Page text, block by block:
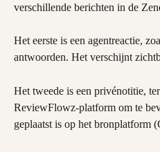
verschillende berichten in de
Het eerste is een agentreactie,
antwoorden. Het verschijnt
Het tweede is een privénotitie,
ReviewFlowz-platform om te
geplaatst is op het bronplatform